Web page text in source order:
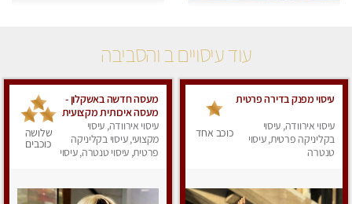
עוד עיסויים ב והסביבה
עיסוי מפנק בדירה פרטית
עיסוי אירוודה, עיסוי
בקליניקה פרטית, עיסוי
טנטרה
כוכב אחד
מעסה חדשה באשקלון -
מעסה איכותית מקצועית
ומפנקת פרטי !
עיסוי אירוודה, עיסוי
מקצועי, עיסוי בקליניקה
פרטית, עיסוי טנטרה, עיסוי
שלושה
כוכבים